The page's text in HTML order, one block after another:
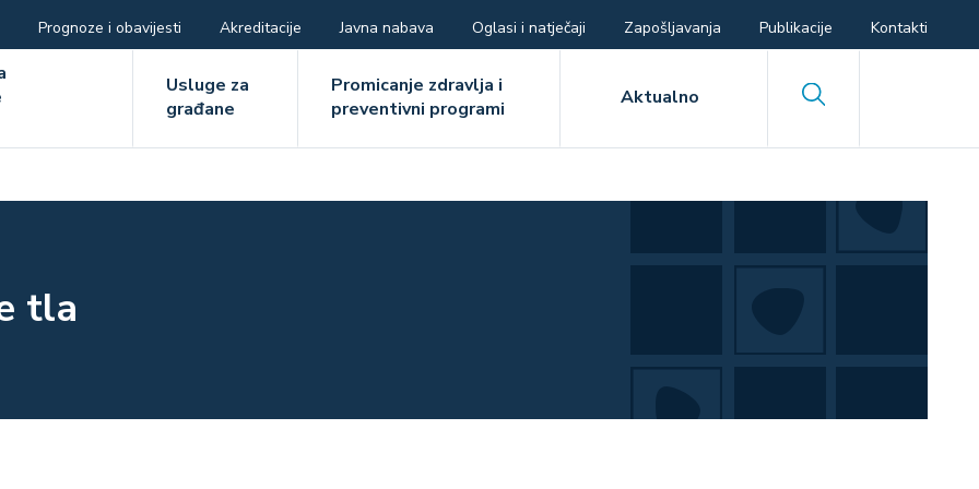
Prognoze i obavijesti Akreditacije Javna nabava Oglasi i natječaji Zapošljavanja Publikacije Kontakti
Usluge za
građane
Promicanje zdravlja i
preventivni programi
Aktualno Search
tla